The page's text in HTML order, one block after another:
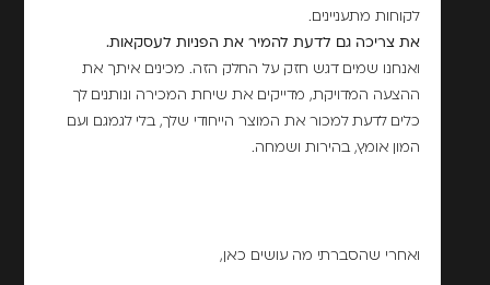
לקוחות מתעניינים.
את צריכה גם לדעת להמיר את הפניות לעסקאות.
ואנחנו שמים דגש חזק על החלק הזה. מכינים איתך את
ההצעה המדויקת, מדייקים את שיחת המכירה ונותנים לך
כלים לדעת למכור את המוצר הייחודי שלך, בלי לגמגם ועם
המון אומץ, בהירות ושמחה.
ואחרי שהסברתי מה עושים כאן,